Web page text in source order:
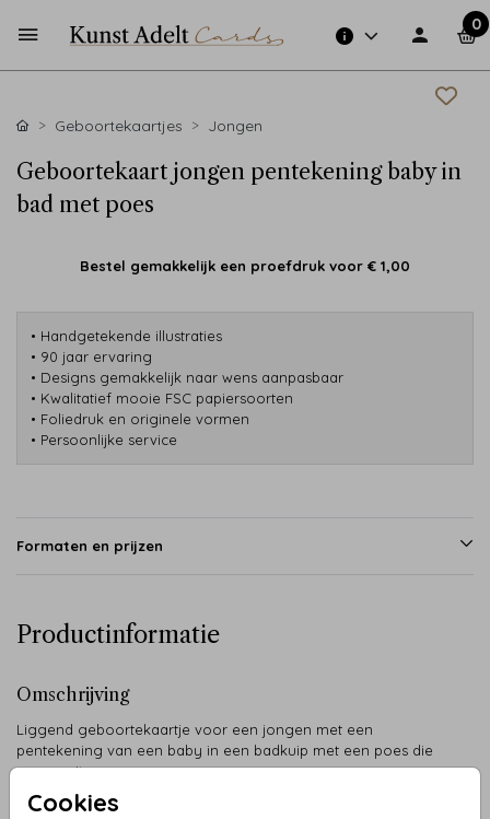
0
Cookies
Geboortekaartjes Jongen
Geboortekaart jongen pentekening baby in
bad met poes
Bestel gemakkelijk een proefdruk voor € 1,00
• Handgetekende illustraties
• 90 jaar ervaring
• Designs gemakkelijk naar wens aanpasbaar
• Kwalitatief mooie FSC papiersoorten
• Foliedruk en originele vormen
• Persoonlijke service
Formaten en prijzen
Productinformatie
Omschrijving
Liggend geboortekaartje voor een jongen met een
pentekening van een baby in een badkuip met een poes die
ervoor zit.